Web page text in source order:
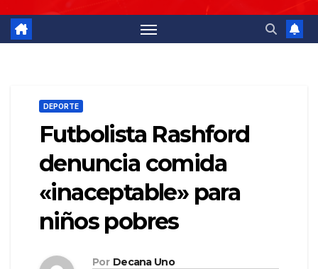
DEPORTE
Futbolista Rashford
denuncia comida
«inaceptable» para
niños pobres
Por Decana Uno